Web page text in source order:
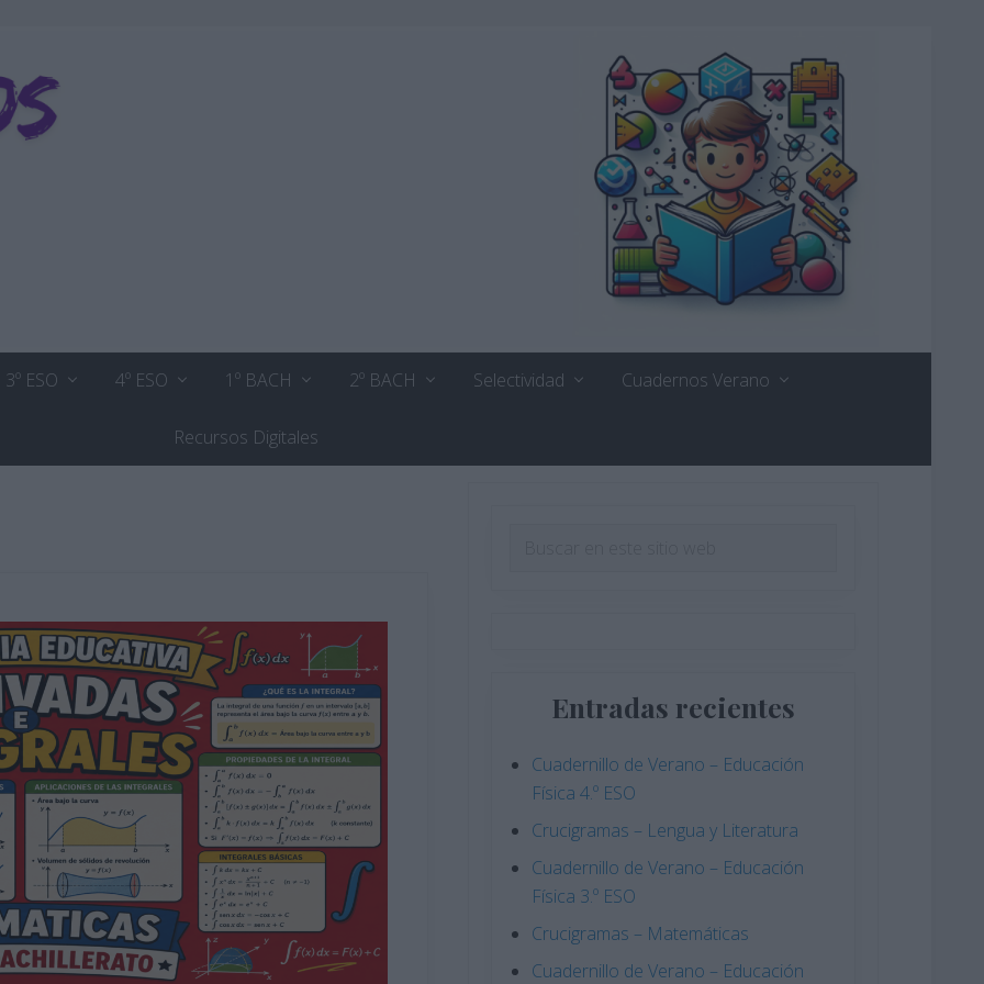
3º ESO 4º ESO 1º BACH 2º BACH Selectividad Cuadernos Verano
Recursos Digitales
Entradas recientes
Cuadernillo de Verano – Educación
Física 4.º ESO
Crucigramas – Lengua y Literatura
Cuadernillo de Verano – Educación
Física 3.º ESO
Crucigramas – Matemáticas
Cuadernillo de Verano – Educación